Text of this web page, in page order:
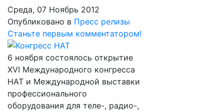
Среда, 07 Ноябрь 2012
Опубликовано в Пресс релизы
Станьте первым комментатором!
6 ноября состоялось открытие
XVI Международного конгресса
НАТ и Международной выставки
профессионального
оборудования для теле-, радио-,